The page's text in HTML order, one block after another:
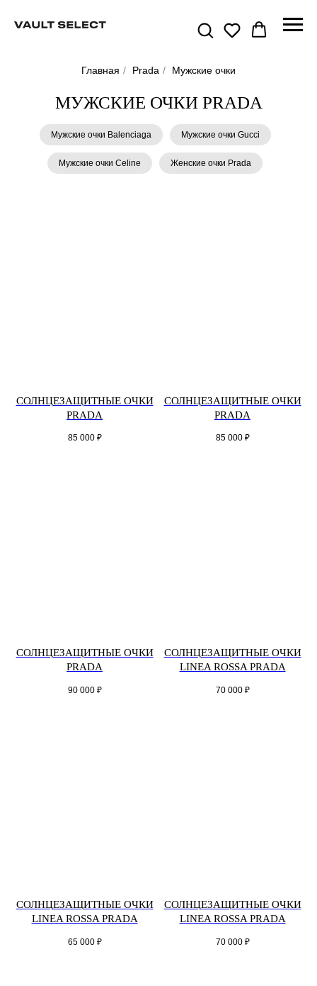
Главная / Prada / Мужские очки
МУЖСКИЕ ОЧКИ PRADA
Мужские очки Balenciaga Мужские очки Gucci
Мужские очки Celine Женские очки Prada
СОЛНЦЕЗАЩИТНЫЕ ОЧКИ
PRADA
85 000 ₽
СОЛНЦЕЗАЩИТНЫЕ ОЧКИ
PRADA
85 000 ₽
СОЛНЦЕЗАЩИТНЫЕ ОЧКИ
PRADA
90 000 ₽
СОЛНЦЕЗАЩИТНЫЕ ОЧКИ
LINEA ROSSA PRADA
70 000 ₽
СОЛНЦЕЗАЩИТНЫЕ ОЧКИ
LINEA ROSSA PRADA
65 000 ₽
СОЛНЦЕЗАЩИТНЫЕ ОЧКИ
LINEA ROSSA PRADA
70 000 ₽